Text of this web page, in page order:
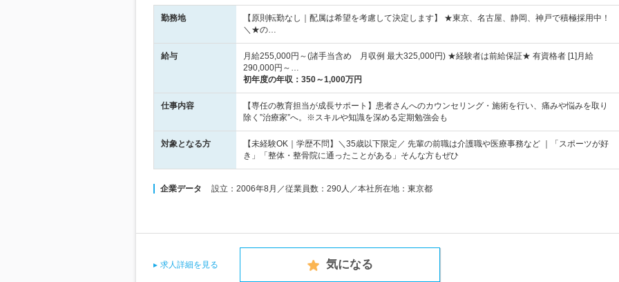
勤務地
【原則転勤なし｜配属は希望を考慮して決定します】 ★東京、名古屋、静岡、神戸で積極採用中！
＼★の…
給与
月給255,000円～(諸手当含め 月収例 最大325,000円) ★経験者は前給保証★ 有資格者 [1]月給
290,000円～…
初年度の年収： 350～1,000万円
仕事内容
【専任の教育担当が成長サポート】患者さんへのカウンセリング・施術を行い、痛みや悩みを取り
除く”治療家”へ。※スキルや知識を深める定期勉強会も
対象となる方
【未経験OK｜学歴不問】＼35歳以下限定／ 先輩の前職は介護職や医療事務など ｜「スポーツが好
き」「整体・整骨院に通ったことがある」そんな方もぜひ
企業データ 設立：2006年8月／従業員数：290人／本社所在地：東京都
求人詳細を見る 気になる